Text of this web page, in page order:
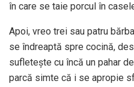
în care se taie porcul în
Apoi, vreo trei sau patru
se îndreaptă spre cocină,
sufletește cu încă un pahar
parcă simte că i se apropie